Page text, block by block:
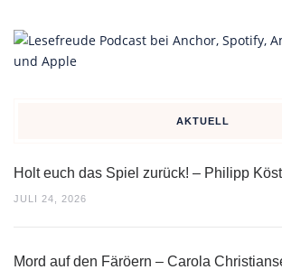
AKTUELL
Holt euch das Spiel zurück! – Philipp
JULI 24, 2026
Mord auf den Färöern – Carola